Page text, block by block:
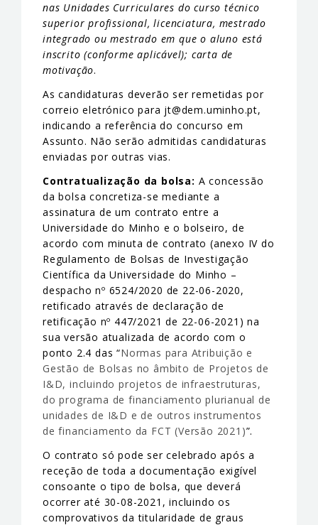
nas Unidades Curriculares do curso técnico
superior profissional, licenciatura, mestrado
integrado ou mestrado em que o aluno está
inscrito (conforme aplicável); carta de
motivação.
As candidaturas deverão ser remetidas por
correio eletrónico para jt@dem.uminho.pt,
indicando a referência do concurso em
Assunto. Não serão admitidas candidaturas
enviadas por outras vias.
Contratualização da bolsa: A concessão
da bolsa concretiza-se mediante a
assinatura de um contrato entre a
Universidade do Minho e o bolseiro, de
acordo com minuta de contrato (anexo IV do
Regulamento de Bolsas de Investigação
Científica da Universidade do Minho –
despacho nº 6524/2020 de 22-06-2020,
retificado através de declaração de
retificação nº 447/2021 de 22-06-2021) na
sua versão atualizada de acordo com o
ponto 2.4 das “Normas para Atribuição e
Gestão de Bolsas no âmbito de Projetos de
I&D, incluindo projetos de infraestruturas,
do programa de financiamento plurianual de
unidades de I&D e de outros instrumentos
de financiamento da FCT (Versão 2021)”.
O contrato só pode ser celebrado após a
receção de toda a documentação exigível
consoante o tipo de bolsa, que deverá
ocorrer até 30-08-2021, incluindo os
comprovativos da titularidade de graus